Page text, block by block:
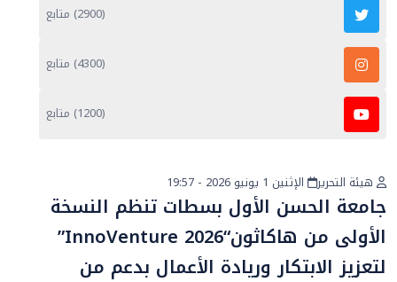
(2900) متابع
(4300) متابع
(1200) متابع
أخبار عامة
هيئة التحرير الإثنين 1 يونيو 2026 - 19:57
جامعة الحسن الأول بسطات تنظم النسخة
الأولى من هاكاثون“InnoVenture 2026”
لتعزيز الابتكار وريادة الأعمال بدعم من